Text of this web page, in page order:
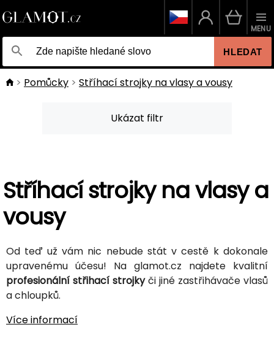
HLEDAT
MENU
Pomůcky Stříhací strojky na vlasy a vousy
Ukázat filtr
Stříhací strojky na vlasy a
vousy
Od teď už vám nic nebude stát v cestě k dokonale
upravenému účesu! Na glamot.cz najdete kvalitní
profesionální střihací strojkyči jiné zastřihávače vlasů
a chloupků.
Více informací